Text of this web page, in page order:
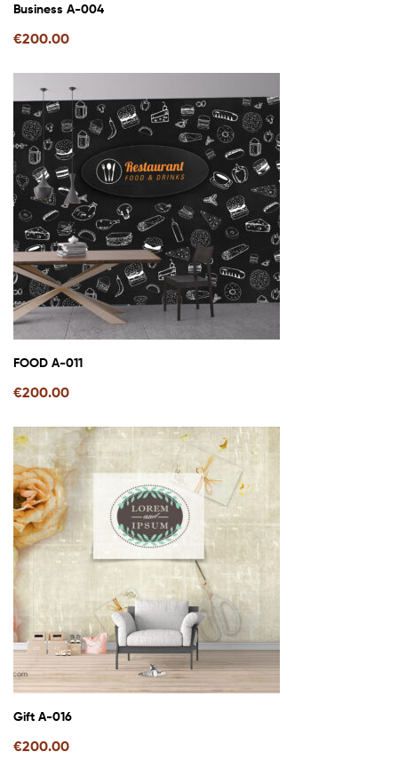
Business A-004
€200.00
FOOD A-011
€200.00
Gift A-016
€200.00